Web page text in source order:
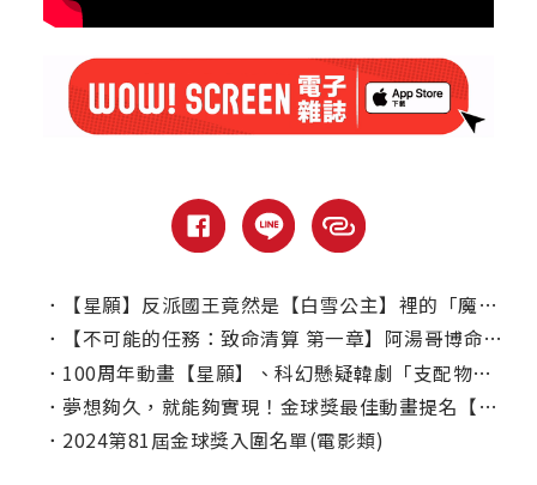
．
【星願】反派國王竟然是【白雪公主】裡的「魔鏡」！你可能沒發現的彩蛋
．
【不可能的任務：致命清算 第一章】阿湯哥博命再次阻止世界危機｜本周上線、電視首播推薦
． 100周年動畫【星願】、科幻懸疑韓劇「支配物種」｜Disney+ 4月強檔新片推薦
． 夢想夠久，就能夠實現！金球獎最佳動畫提名【星願】藉星星向百年傑作致敬
． 2024第81屆金球獎入圍名單(電影類)